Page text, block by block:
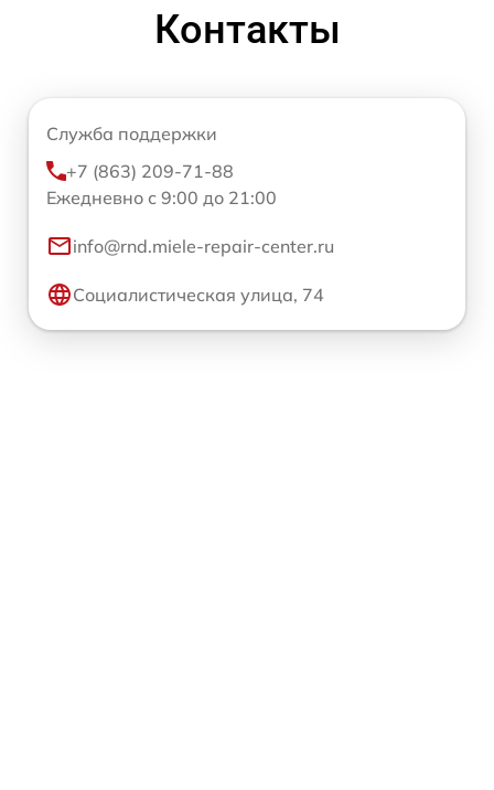
Контакты
Служба поддержки
+7 (863) 209-71-88
Ежедневно с 9:00 до 21:00
info@rnd.miele-repair-center.ru
Социалистическая улица, 74